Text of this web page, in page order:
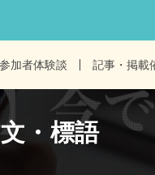
参加者体験談 記事・掲載
・標語